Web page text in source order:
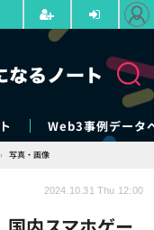
Web3事例データ
› 写真・画像
2024.10.31 Thu 12:00